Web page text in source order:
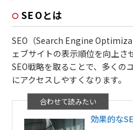
SEOとは
SEO（Search Engine
ェブサイトの表示順位を向上さ
SEO戦略を取ることで、多くの
にアクセスしやすくなります。
効果的な